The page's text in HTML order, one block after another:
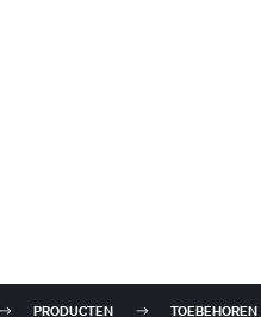
PRODUCTEN TOEBEHOREN